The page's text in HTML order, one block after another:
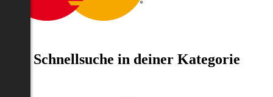
Schnellsuche in deiner Kategorie